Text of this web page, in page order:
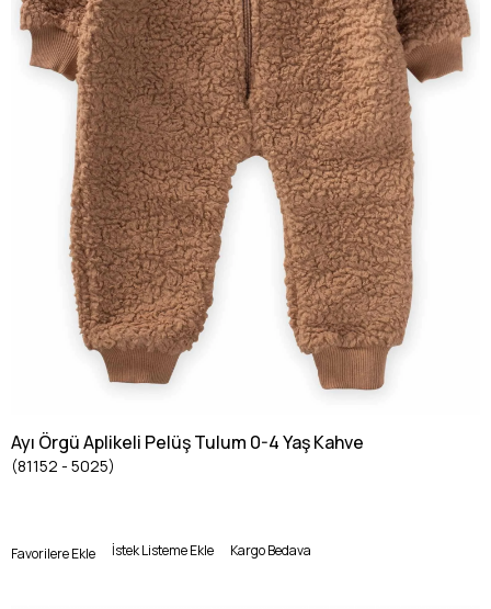
Ayı Örgü Aplikeli Pelüş Tulum 0-4 Yaş Kahve
(81152 - 5025)
Favorilere Ekle İstek Listeme Ekle Kargo Bedava